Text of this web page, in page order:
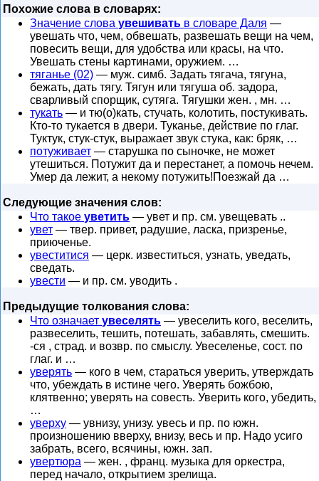
Похожие слова в словарях:
Значение слова увешивать в словаре Даля —
увешать что, чем, обвешать, развешать вещи на чем,
повесить вещи, для удобства или красы, на что.
Увешать стены картинами, оружием. …
тяганье (02) — муж. симб. Задать тягача, тягуна,
бежать, дать тягу. Тягун или тягуша об. задора,
сварливый спорщик, сутяга. Тягушки жен. , мн. …
тукать — и тю(о)кать, стучать, колотить, постукивать.
Кто-то тукается в двери. Туканье, действие по глаг.
Туктук, стук-стук, выражает звук стука, как: бряк, …
потуживает — старушка по сыночке, не может
утешиться. Потужит да и перестанет, а помочь нечем.
Умер да лежит, а некому потужить!Поезжай да …
Следующие значения слов:
Что такое уветить — увет и пр. см. увещевать ..
увет — твер. привет, радушие, ласка, призренье,
приюченье.
увеститися — церк. известиться, узнать, уведать,
сведать.
увести — и пр. см. уводить .
Предыдущие толкования слова:
Что означает увеселять — увеселить кого, веселить,
развеселить, тешить, потешать, забавлять, смешить.
-ся , страд. и возвр. по смыслу. Увеселенье, сост. по
глаг. и …
уверять — кого в чем, стараться уверить, утверждать
что, убеждать в истине чего. Уверять божбою,
клятвенно; уверять на совесть. Уверить кого, убедить,
…
уверху — увнизу, унизу. увесь и пр. по южн.
произношению вверху, внизу, весь и пр. Надо усиго
забрать, всего, всячины, южн. зап.
увертюра — жен. , франц. музыка для оркестра,
перед начало, открытием зрелища.